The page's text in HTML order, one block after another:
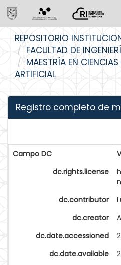
navigation
REPOSITORIO
FACULTAD DE
MAESTRÍA EN
ARTIFICIAL
Registro completo de
Campo DC
dc.rights.license
dc.contributor
dc.creator
dc.date.accessioned
dc.date.available